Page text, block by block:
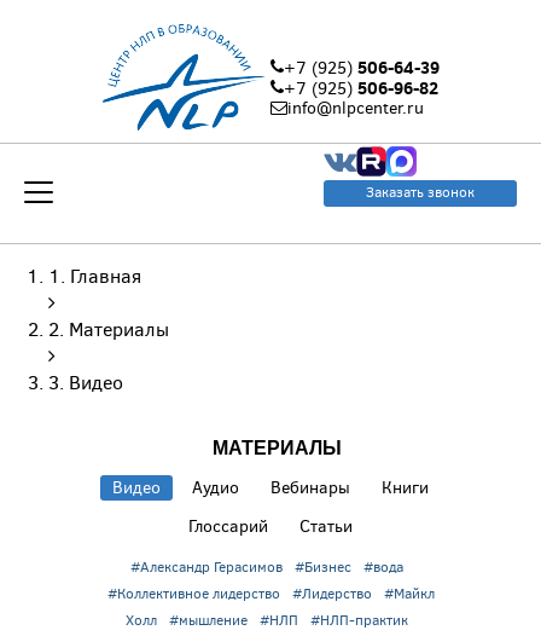
+7 (925) 506-64-39
+7 (925) 506-96-82
info@nlpcenter.ru
Заказать звонок
Главная
Материалы
Видео
МАТЕРИАЛЫ
Видео Аудио Вебинары
Книги
Глоссарий
Статьи
#Александр Герасимов #Бизнес
#вода
#Коллективное лидерство
#Лидерство
#Майкл
Холл
#мышление #НЛП
#НЛП-практик